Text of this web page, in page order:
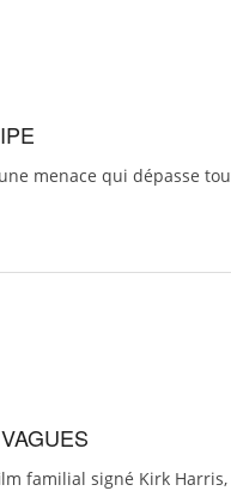
menace qui dépasse
familial signé Kirk